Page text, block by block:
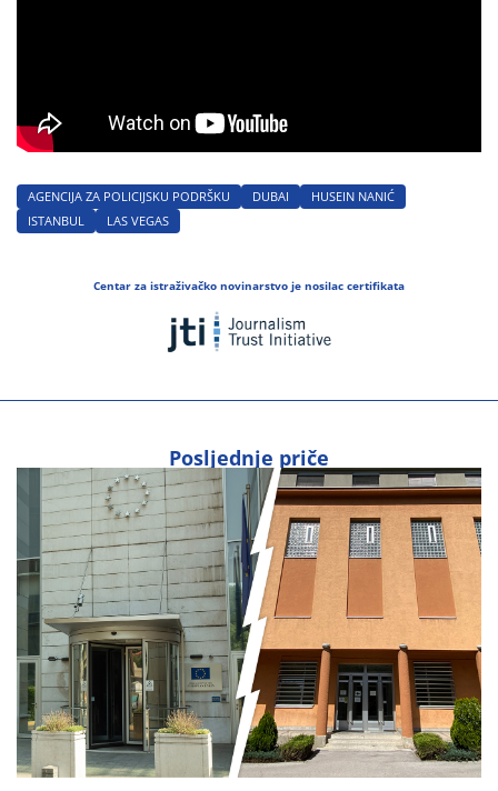
AGENCIJA ZA POLICIJSKU PODRŠKU DUBAI
HUSEIN NANIĆ
ISTANBUL
LAS VEGAS
Centar za istraživačko novinarstvo je nosilac certifikata
Posljednje priče